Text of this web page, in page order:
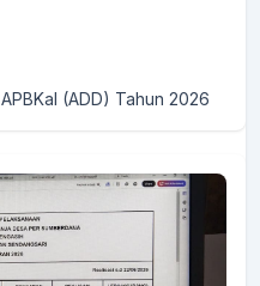
(ADD) Tahun 2026